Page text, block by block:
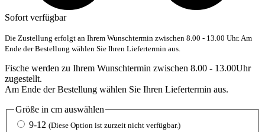
Sofort verfügbar
Die Zustellung erfolgt an Ihrem Wunschtermin zwischen 8.00 - 13.00 Uhr. Am
Ende der Bestellung wählen Sie Ihren Liefertermin aus.
Fische werden zu Ihrem Wunschtermin zwischen 8.00 - 13.00Uhr
zugestellt.
Am Ende der Bestellung wählen Sie Ihren Liefertermin aus.
Größe in cm auswählen
9-12 (Diese Option ist zurzeit nicht verfügbar.)